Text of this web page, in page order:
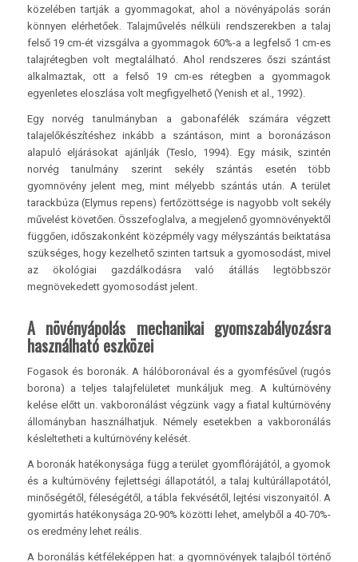
közelében tartják a gyommagokat, ahol a növényápolás során
könnyen elérhetőek. Talajművelés nélküli rendszerekben a talaj
felső 19 cm-ét vizsgálva a gyommagok 60%-a a legfelső 1 cm-es
talajrétegben volt megtalálható. Ahol rendszeres őszi szántást
alkalmaztak, ott a felső 19 cm-es rétegben a gyommagok
egyenletes eloszlása volt megfigyelhető (Yenish et al., 1992).
Egy norvég tanulmányban a gabonafélék számára végzett
talajelőkészítéshez inkább a szántáson, mint a boronázáson
alapuló eljárásokat ajánlják (Teslo, 1994). Egy másik, szintén
norvég tanulmány szerint sekély szántás esetén több
gyomnövény jelent meg, mint mélyebb szántás után. A terület
tarackbúza (Elymus repens) fertőzöttsége is nagyobb volt sekély
művelést követően. Összefoglalva, a megjelenő gyomnövényektől
függően, időszakonként középmély vagy mélyszántás beiktatása
szükséges, hogy kezelhető szinten tartsuk a gyomosodást, mivel
az ökológiai gazdálkodásra való átállás legtöbbször
megnövekedett gyomosodást jelent.
A növényápolás mechanikai gyomszabályozásra
használható eszközei
Fogasok és boronák. A hálóboronával és a gyomfésűvel (rugós
borona) a teljes talajfelületet munkáljuk meg. A kultúrnövény
kelése előtt un. vakboronálást végzünk vagy a fiatal kultúrnövény
állományban használhatjuk. Némely esetekben a vakboronálás
késleltetheti a kultúrnövény kelését.
A boronák hatékonysága függ a terület gyomflórájától, a gyomok
és a kultúrnövény fejlettségi állapotától, a talaj kultúrállapotától,
minőségétől, féleségétől, a tábla fekvésétől, lejtési viszonyaitól. A
gyomirtás hatékonysága 20-90% közötti lehet, amelyből a 40-70%-
os eredmény lehet reális.
A boronálás kétféleképpen hat: a gyomnövények talajból történő